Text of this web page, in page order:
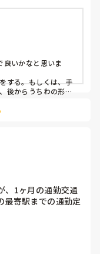
良いかなと思いま
する。もしくは、手
後からうちわの形に
行っています。
々です！
、1ヶ月の通勤交通
最寄駅までの通勤定
の時点で応募を迷
か？